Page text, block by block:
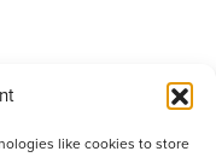
like cookies to store